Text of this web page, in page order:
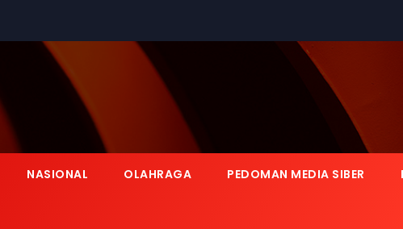
NASIONAL OLAHRAGA PEDOMAN MEDIA SIBER